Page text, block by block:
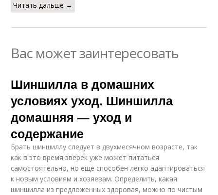
Читать дальше →
Вас может заинтересовать
Шиншилла в домашних
условиях уход. Шиншилла
домашняя — уход и
содержание
Брать шиншиллу следует в двухмесячном возрасте, так
как в это время зверек уже может питаться
самостоятельно, но еще способен легко адаптироваться
к новым условиям и хозяевам. Определить, какая
шиншилла из предложенных здоровая, можно по чистым